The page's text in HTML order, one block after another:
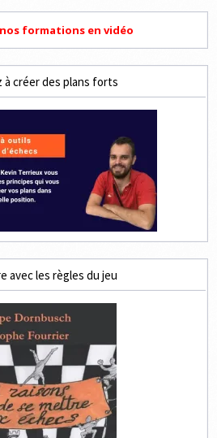
formations en vidéo
à créer des plans forts
avec les règles du jeu